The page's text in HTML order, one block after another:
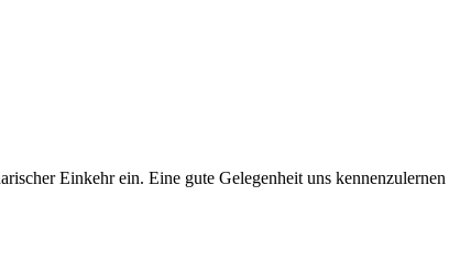
Einkehr ein. Eine gute Gelegenheit uns